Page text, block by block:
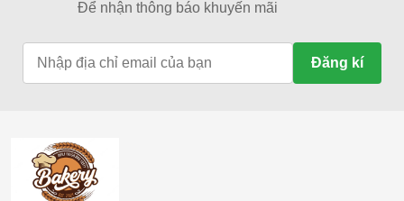
Để nhận thông báo khuyến mãi
Đăng kí